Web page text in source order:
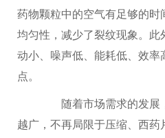
药物颗粒中的空气有足够的时
均匀性，减少了裂纹现象。此
动小、噪声低、能耗低、效率
点。
随着市场需求的发展
越广，不再局限于压缩、西药